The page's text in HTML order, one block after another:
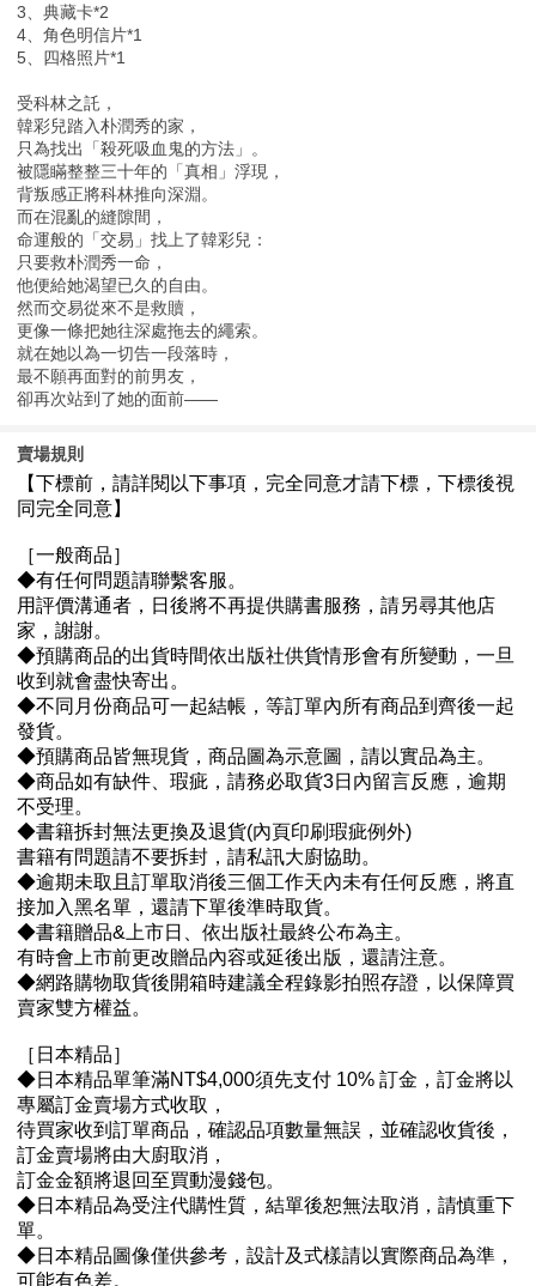
3、典藏卡*2
4、角色明信片*1
5、四格照片*1
受科林之託，
韓彩兒踏入朴潤秀的家，
只為找出「殺死吸血鬼的方法」。
被隱瞞整整三十年的「真相」浮現，
背叛感正將科林推向深淵。
而在混亂的縫隙間，
命運般的「交易」找上了韓彩兒：
只要救朴潤秀一命，
他便給她渴望已久的自由。
然而交易從來不是救贖，
更像一條把她往深處拖去的繩索。
就在她以為一切告一段落時，
最不願再面對的前男友，
卻再次站到了她的面前——
賣場規則